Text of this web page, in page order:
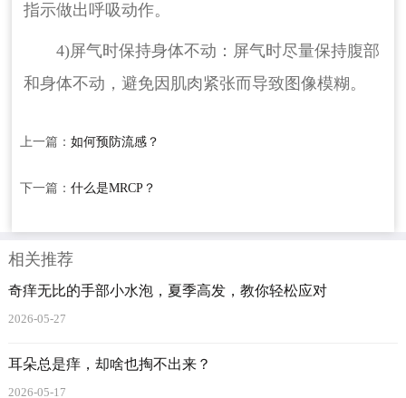
指示做出呼吸动作。
4)屏气时保持身体不动：屏气时尽量保持腹部
和身体不动，避免因肌肉紧张而导致图像模糊。
上一篇： 如何预防流感？
下一篇： 什么是MRCP？
相关推荐
奇痒无比的手部小水泡，夏季高发，教你轻松应对
2026-05-27
耳朵总是痒，却啥也掏不出来？
2026-05-17